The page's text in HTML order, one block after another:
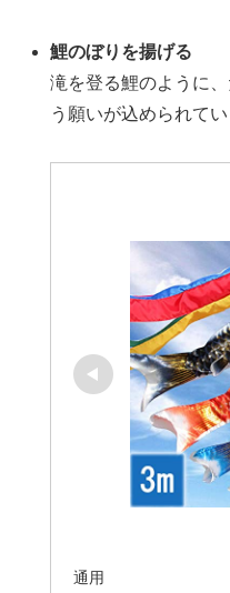
鯉のぼりを揚げる
滝を登る鯉のように
う願いが込められてい
通用